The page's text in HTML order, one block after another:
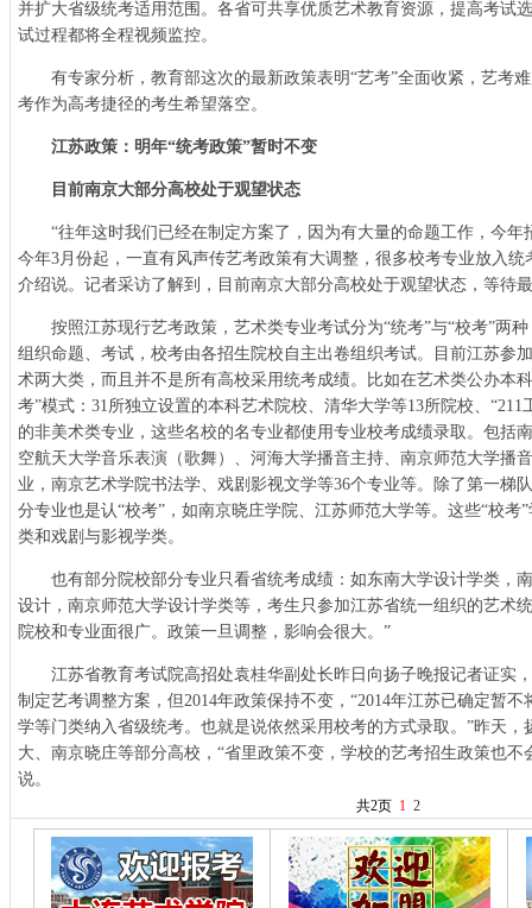
并扩大省级统考适用范围。各省可共享优质艺术教育资源，提高考试
试过程都将全程视频监控。
有专家分析，教育部这次的最新政策表明“艺考”全面收紧，艺考
考作为高考捷径的考生希望落空。
江苏政策：明年“统考政策”暂时不变
目前南京大部分高校处于观望状态
“往年这时我们已经在制定方案了，因为有大量的命题工作，今
今年3月份起，一直有风声传艺考政策有大调整，很多校考专业放入统
介绍说。记者采访了解到，目前南京大部分高校处于观望状态，等待
按照江苏现行艺考政策，艺术类专业考试分为“统考”与“校考”两
组织命题、考试，校考由各招生院校自主出卷组织考试。目前江苏参
术两大类，而且并不是所有高校采用统考成绩。比如在艺术类公办本
考”模式：31所独立设置的本科艺术院校、清华大学等13所院校、
的非美术类专业，这些名校的名专业都使用专业校考成绩录取。包括
空航天大学音乐表演（歌舞）、河海大学播音主持、南京师范大学播
业，南京艺术学院书法学、戏剧影视文学等36个专业等。除了第一梯
分专业也是认“校考”，如南京晓庄学院、江苏师范大学等。这些“校考
类和戏剧与影视学类。
也有部分院校部分专业只看省统考成绩：如东南大学设计学类，
设计，南京师范大学设计学类等，考生只参加江苏省统一组织的艺术
院校和专业面很广。政策一旦调整，影响会很大。”
江苏省教育考试院高招处袁桂华副处长昨日向扬子晚报记者证实
制定艺考调整方案，但2014年政策保持不变，“2014年江苏已确定暂
学等门类纳入省级统考。也就是说依然采用校考的方式录取。”昨天
大、南京晓庄等部分高校，“省里政策不变，学校的艺考招生政策也不
说。
共2页 1 2